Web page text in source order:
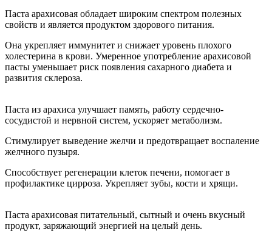
Паста арахисовая обладает широким спектром полезных
свойств и является продуктом здорового питания.
Она укрепляет иммунитет и снижает уровень плохого
холестерина в крови. Умеренное употребление арахисовой
пасты уменьшает риск появления сахарного диабета и
развития склероза.
Паста из арахиса улучшает память, работу сердечно-
сосудистой и нервной систем, ускоряет метаболизм.
Стимулирует выведение желчи и предотвращает воспаление
желчного пузыря.
Способствует регенерации клеток печени, помогает в
профилактике цирроза. Укрепляет зубы, кости и хрящи.
Паста арахисовая питательный, сытный и очень вкусный
продукт, заряжающий энергией на целый день.